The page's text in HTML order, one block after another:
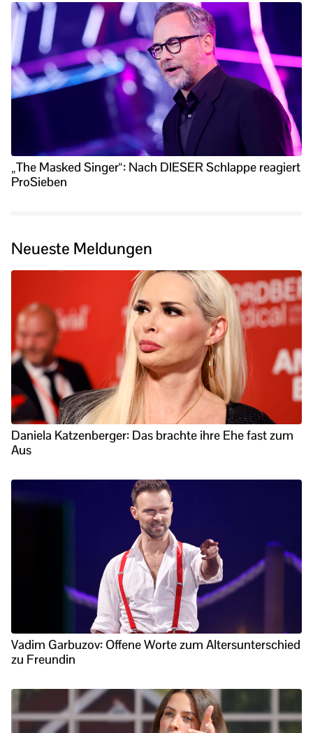
„The Masked Singer“: Nach DIESER Schlappe reagiert
ProSieben
Neueste Meldungen
Daniela Katzenberger: Das brachte ihre Ehe fast zum
Aus
Vadim Garbuzov: Offene Worte zum Altersunterschied
zu Freundin